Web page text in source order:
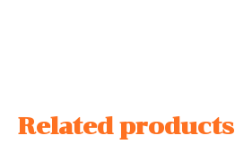
Related products